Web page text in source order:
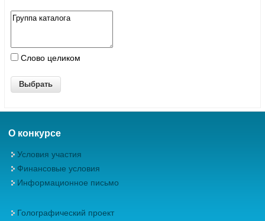
Слово целиком
О конкурсе
Условия участия
Финансовые условия
Информационное письмо
Голографический проект